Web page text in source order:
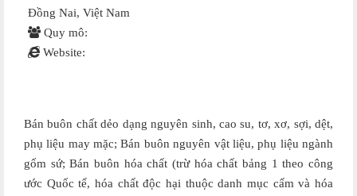
Đồng Nai, Việt Nam
Quy mô:
Website:
Bán buôn chất dẻo dạng nguyên sinh, cao su, tơ, xơ, sợi, dệt,
phụ liệu may mặc; Bán buôn nguyên vật liệu, phụ liệu ngành
gốm sứ; Bán buôn hóa chất (trừ hóa chất bảng 1 theo công
ước Quốc tế, hóa chất độc hại thuộc danh mục cấm và hóa